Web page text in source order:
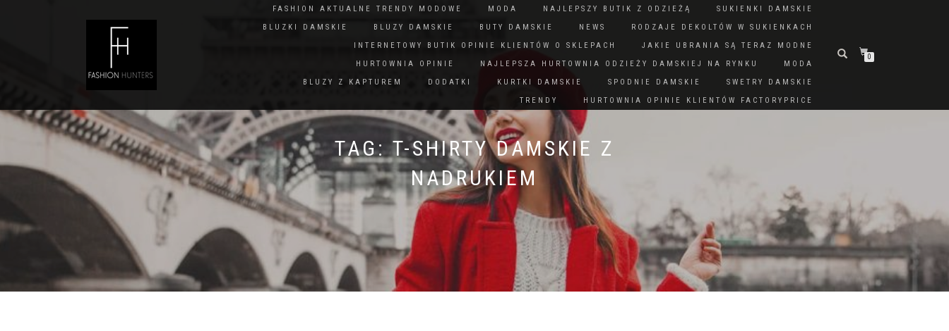
FASHION AKTUALNE TRENDY MODOWE MODA NAJLEPSZY BUTIK Z ODZIEŻĄ
SUKIENKI DAMSKIE
BLUZKI DAMSKIE
BLUZY DAMSKIE BUTY DAMSKIE NEWS
RODZAJE DEKOLTÓW W SUKIENKACH
INTERNETOWY BUTIK OPINIE KLIENTÓW O SKLEPACH
JAKIE UBRANIA SĄ TERAZ MODNE
HURTOWNIA OPINIE
NAJLEPSZA HURTOWNIA ODZIEŻY DAMSKIEJ NA RYNKU
MODA
BLUZY Z KAPTUREM
DODATKI KURTKI DAMSKIE SPODNIE DAMSKIE
SWETRY DAMSKIE
TRENDY
HURTOWNIA OPINIE KLIENTÓW FACTORYPRICE
0
TAG:T-SHIRTY DAMSKIE Z
NADRUKIEM